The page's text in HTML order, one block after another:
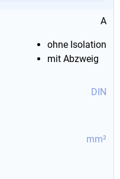
A
ohne Isolation
mit Abzweig
DIN
mm²